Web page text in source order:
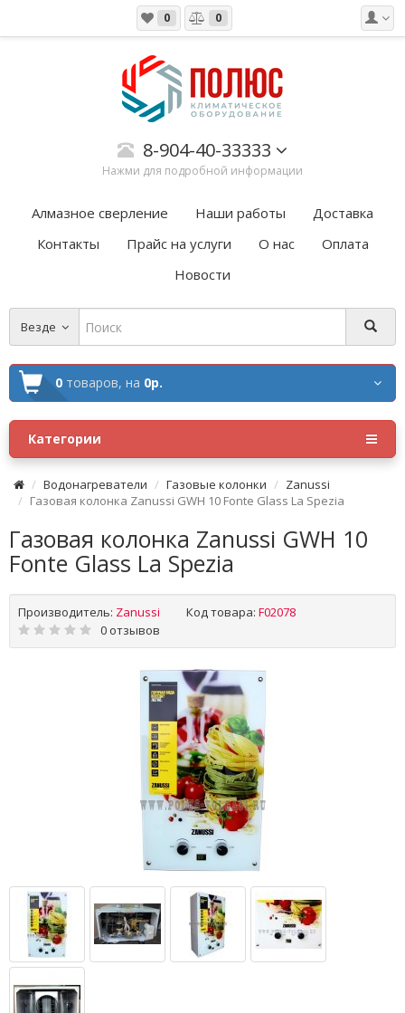
0 0
8-904-40-33333
Нажми для подробной информации
Алмазное сверление Наши работы
Доставка
Контакты
Прайс на услуги О нас
Оплата
Новости
Везде
0 товаров, на 0р.
Категории
Водонагреватели Газовые колонки
Zanussi
Газовая колонка Zanussi GWH 10 Fonte Glass La Spezia
Газовая колонка Zanussi GWH 10
Fonte Glass La Spezia
Производитель: Zanussi Код товара: F02078
0 отзывов